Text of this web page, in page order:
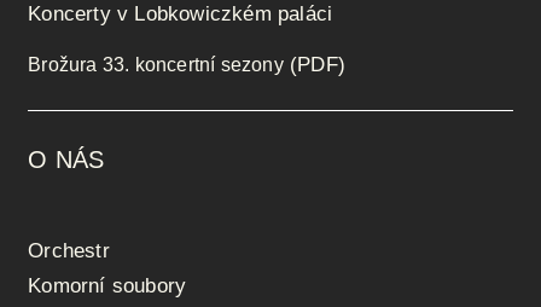
Koncerty v Lobkowiczkém paláci
Brožura 33. koncertní sezony(PDF)
O NÁS
Orchestr
Komorní soubory